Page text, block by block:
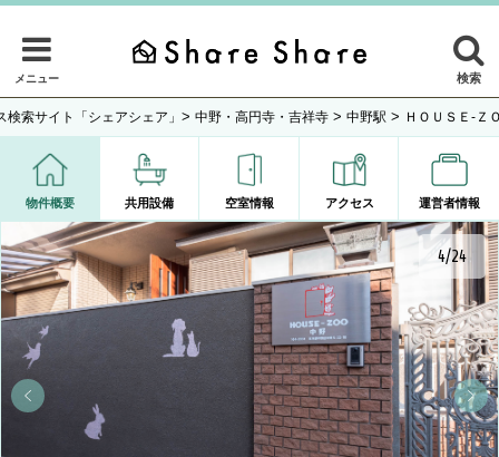
メニュー 検索
検索サイト「シェアシェア」 > 中野・高円寺・吉祥寺 > 中野駅 > ＨＯＵＳＥ-Ｚ
物件概要 共用設備 空室情報 アクセス 運営者情報
5/24